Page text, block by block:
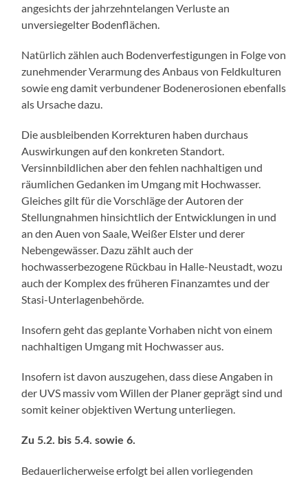
angesichts der jahrzehntelangen Verluste an
unversiegelter Bodenflächen.
Natürlich zählen auch Bodenverfestigungen in Folge von
zunehmender Verarmung des Anbaus von Feldkulturen
sowie eng damit verbundener Bodenerosionen ebenfalls
als Ursache dazu.
Die ausbleibenden Korrekturen haben durchaus
Auswirkungen auf den konkreten Standort.
Versinnbildlichen aber den fehlen nachhaltigen und
räumlichen Gedanken im Umgang mit Hochwasser.
Gleiches gilt für die Vorschläge der Autoren der
Stellungnahmen hinsichtlich der Entwicklungen in und
an den Auen von Saale, Weißer Elster und derer
Nebengewässer. Dazu zählt auch der
hochwasserbezogene Rückbau in Halle-Neustadt, wozu
auch der Komplex des früheren Finanzamtes und der
Stasi-Unterlagenbehörde.
Insofern geht das geplante Vorhaben nicht von einem
nachhaltigen Umgang mit Hochwasser aus.
Insofern ist davon auszugehen, dass diese Angaben in
der UVS massiv vom Willen der Planer geprägt sind und
somit keiner objektiven Wertung unterliegen.
Zu 5.2. bis 5.4. sowie 6.
Bedauerlicherweise erfolgt bei allen vorliegenden